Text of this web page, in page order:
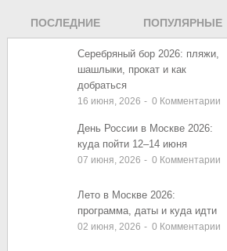
ПОСЛЕДНИЕ
ЗАПИСИ
ПОПУЛЯРНЫЕ
ЗАПИСИ
Серебряный бор 2026: пляжи,
шашлыки, прокат и как
добраться
16 июня, 2026 - 0 Комментарии
День России в Москве 2026:
куда пойти 12–14 июня
07 июня, 2026 - 0 Комментарии
Лето в Москве 2026:
программа, даты и куда идти
02 июня, 2026 - 0 Комментарии